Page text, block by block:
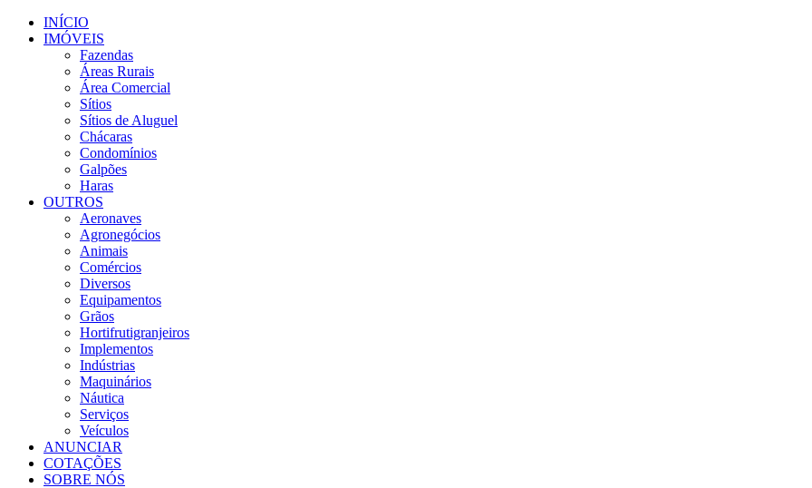
INÍCIO
IMÓVEIS
Fazendas
Áreas Rurais
Área Comercial
Sítios
Sítios de Aluguel
Chácaras
Condomínios
Galpões
Haras
OUTROS
Aeronaves
Agronegócios
Animais
Comércios
Diversos
Equipamentos
Grãos
Hortifrutigranjeiros
Implementos
Indústrias
Maquinários
Náutica
Serviços
Veículos
ANUNCIAR
COTAÇÕES
SOBRE NÓS